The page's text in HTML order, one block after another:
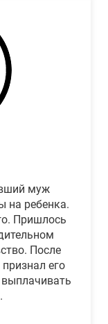
муж
на ребенка.
Пришлось
После
его